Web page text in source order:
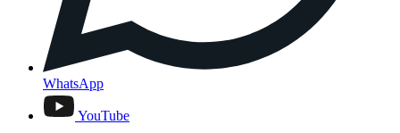
WhatsApp
YouTube